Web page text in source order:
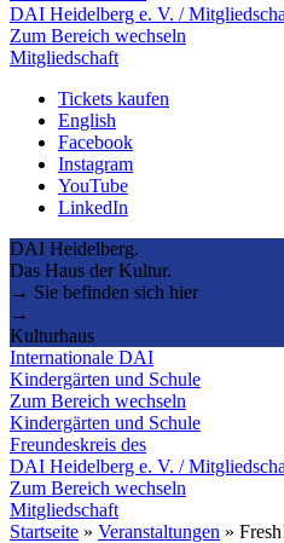
DAI Heidelberg e. V. /
Zum Bereich wechseln
Mitgliedschaft
Tickets kaufen
English
Facebook
Instagram
YouTube
LinkedIn
DAI Heidelberg.
Das Haus der Kultur.
→ Sie befinden sich hier
→
Kulturhaus
Internationale DAI
Kindergärten und Schule
Zum Bereich wechseln
Kindergärten und Schule
Freundeskreis des
DAI Heidelberg e. V. /
Zum Bereich wechseln
Mitgliedschaft
Startseite » Veranstaltungen »